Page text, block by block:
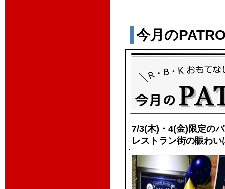
今月の
7/3(木)・4(金)限定の
レストラン街の賑わ